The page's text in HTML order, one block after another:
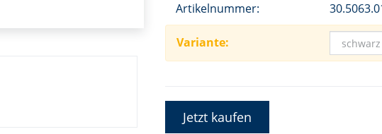
Artikelnummer:
Variante:
Jetzt kaufen